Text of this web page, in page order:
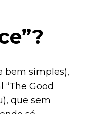
bem simples),
Good
que sem